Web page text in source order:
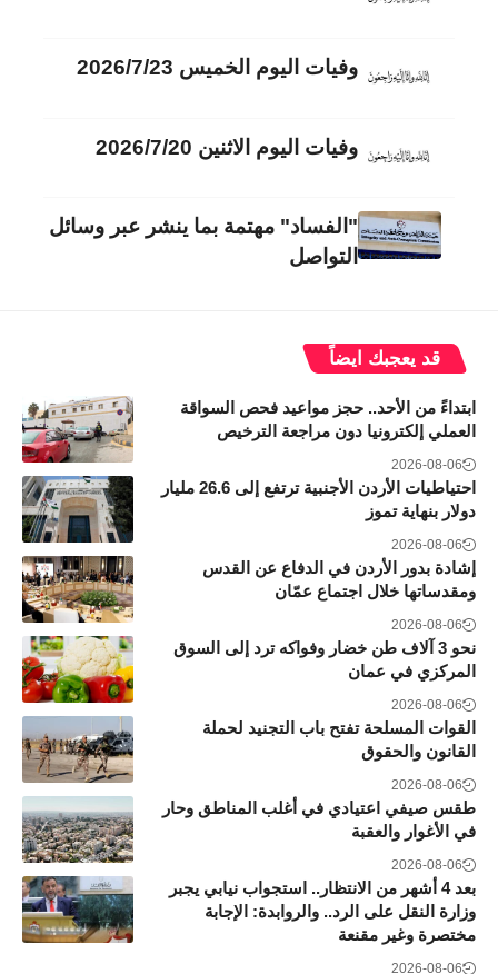
وفيات اليوم الخميس 2026/7/23
وفيات اليوم الاثنين 2026/7/20
"الفساد" مهتمة بما ينشر عبر وسائل
التواصل
قد يعجبك ايضاً
ابتداءً من الأحد.. حجز مواعيد فحص السواقة
العملي إلكترونيا دون مراجعة الترخيص
2026-08-06
احتياطيات الأردن الأجنبية ترتفع إلى 26.6 مليار
دولار بنهاية تموز
2026-08-06
إشادة بدور الأردن في الدفاع عن القدس
ومقدساتها خلال اجتماع عمّان
2026-08-06
نحو 3 آلاف طن خضار وفواكه ترد إلى السوق
المركزي في عمان
2026-08-06
القوات المسلحة تفتح باب التجنيد لحملة
القانون والحقوق
2026-08-06
طقس صيفي اعتيادي في أغلب المناطق وحار
في الأغوار والعقبة
2026-08-06
بعد 4 أشهر من الانتظار.. استجواب نيابي يجبر
وزارة النقل على الرد.. والروابدة: الإجابة
مختصرة وغير مقنعة
2026-08-06